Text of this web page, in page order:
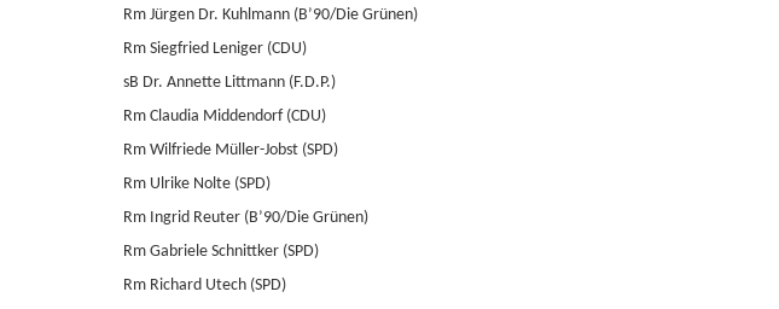
Rm Jürgen Dr. Kuhlmann (B’90/Die Grünen)
Rm Siegfried Leniger (CDU)
sB Dr. Annette Littmann (F.D.P.)
Rm Claudia Middendorf (CDU)
Rm Wilfriede Müller-Jobst (SPD)
Rm Ulrike Nolte (SPD)
Rm Ingrid Reuter (B’90/Die Grünen)
Rm Gabriele Schnittker (SPD)
Rm Richard Utech (SPD)